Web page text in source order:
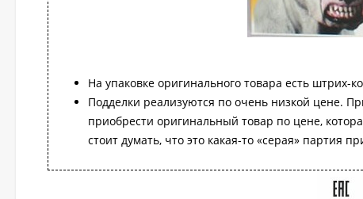
На упаковке оригинального товара есть
Подделки реализуются по очень низкой цене.
приобрести оригинальный товар по цене,
стоит думать, что это какая-то «серая» партия